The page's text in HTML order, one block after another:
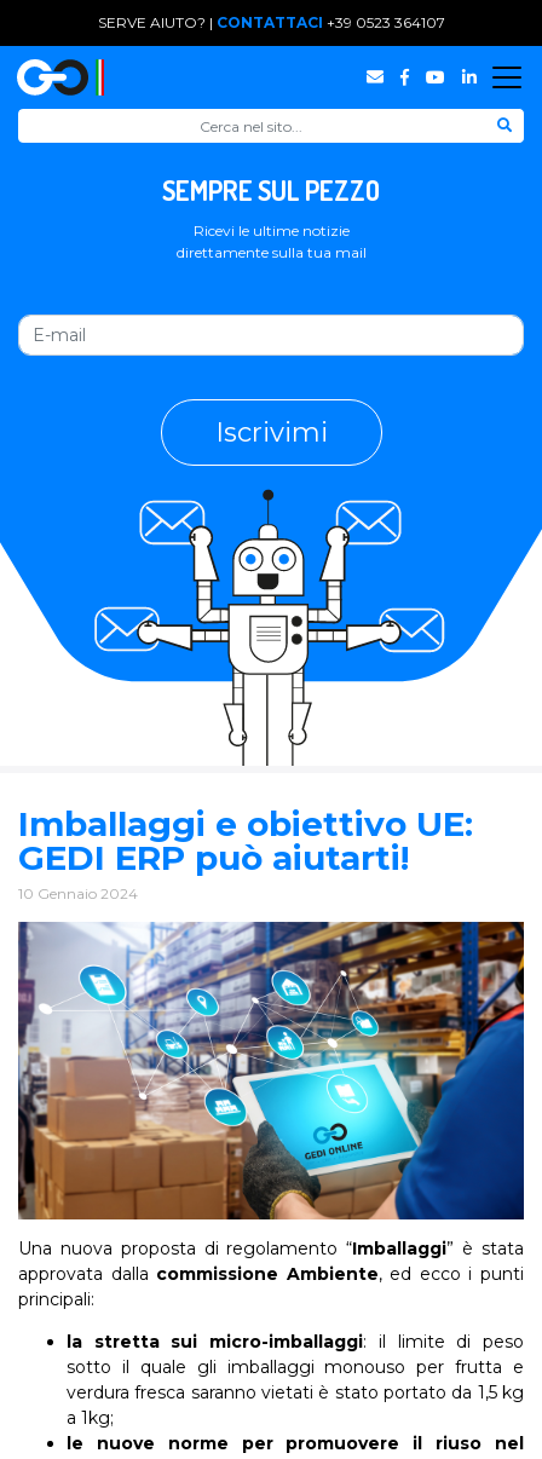
SERVE AIUTO? | CONTATTACI +39 0523 364107
SEMPRE SUL PEZZO
Ricevi le ultime notizie
direttamente sulla tua mail
Iscrivimi
Imballaggi e obiettivo UE:
GEDI ERP può aiutarti!
10 Gennaio 2024
Una nuova proposta di regolamento “Imballaggi” è stata
approvata dalla commissione Ambiente, ed ecco i punti
principali:
la stretta sui micro-imballaggi: il limite di peso
sotto il quale gli imballaggi monouso per frutta e
verdura fresca saranno vietati è stato portato da 1,5 kg
a 1kg;
le nuove norme per promuovere il riuso nel